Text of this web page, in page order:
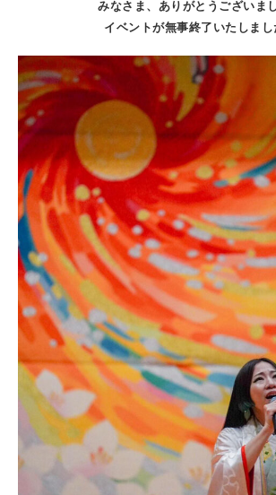
みなさま、ありがとうございまし
イベントが無事終了いたしまし